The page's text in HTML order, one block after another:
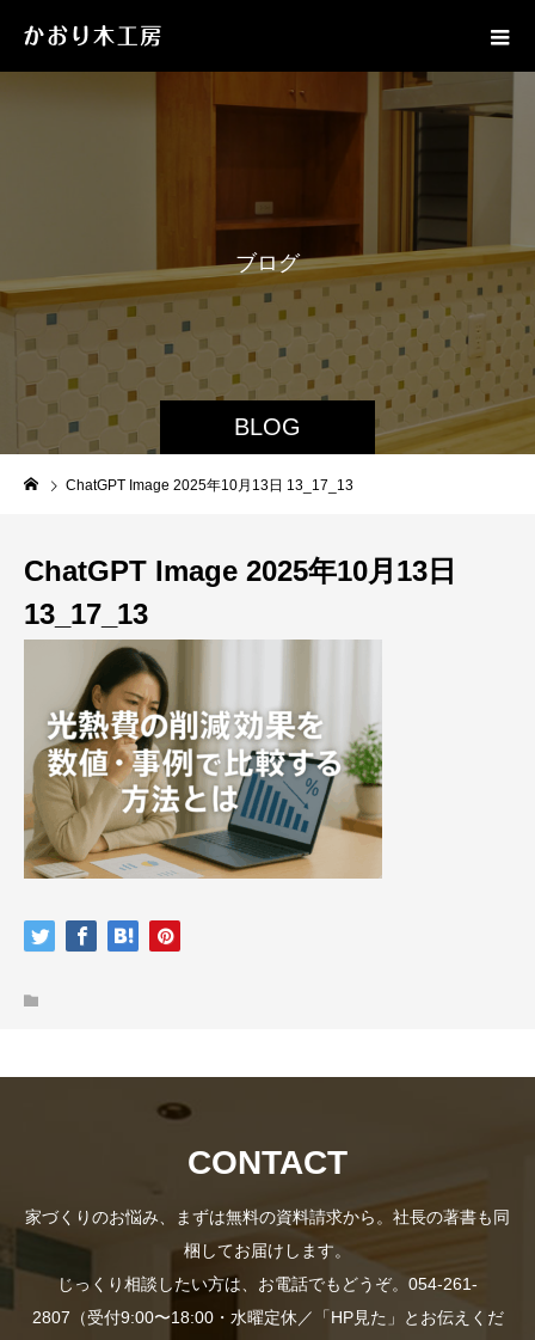
BLOG
ブログ
ChatGPT Image 2025年10月13日 13_17_13
ChatGPT Image 2025年10月13日
13_17_13
CONTACT
家づくりのお悩み、まずは無料の資料請求から。社長の著書も同
梱してお届けします。
じっくり相談したい方は、お電話でもどうぞ。054-261-
2807（受付9:00〜18:00・水曜定休／「HP見た」とお伝えくだ